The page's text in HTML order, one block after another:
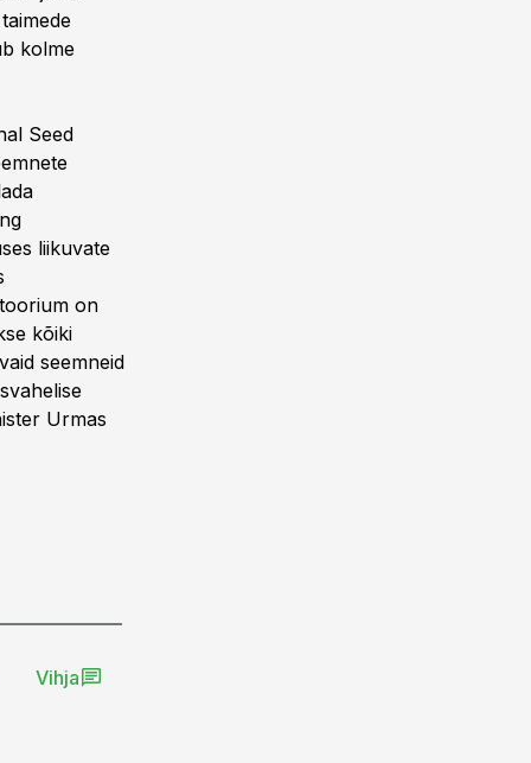
kolme
Seed
liikuvate
on
kõiki
seemneid
Urmas
Vihja